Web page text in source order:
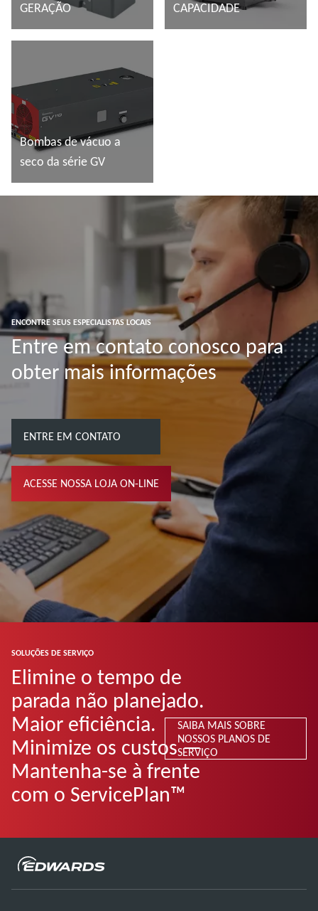
GERAÇÃO CAPACIDADE
Bombas de vácuo a
seco da série GV
ENCONTRE SEUS ESPECIALISTAS LOCAIS
Entre em contato conosco para
obter mais informações
ENTRE EM CONTATO
ACESSE NOSSA LOJA ON-LINE
SOLUÇÕES DE SERVIÇO
Elimine o tempo de
parada não planejado.
Maior eficiência.
Minimize os custos —
Mantenha-se à frente
com o ServicePlan™
SAIBA MAIS SOBRE
NOSSOS PLANOS DE
SERVIÇO